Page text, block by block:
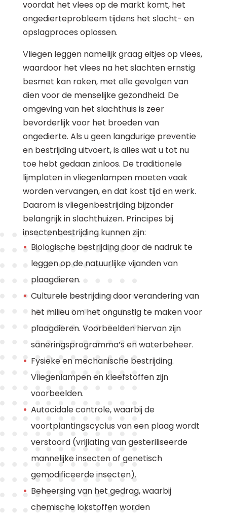
voordat het vlees op de markt komt, het
ongedierteprobleem tijdens het slacht- en
opslagproces oplossen.
Vliegen leggen namelijk graag eitjes op vlees,
waardoor het vlees na het slachten ernstig
besmet kan raken, met alle gevolgen van
dien voor de menselijke gezondheid. De
omgeving van het slachthuis is zeer
bevorderlijk voor het broeden van
ongedierte. Als u geen langdurige preventie
en bestrijding uitvoert, is alles wat u tot nu
toe hebt gedaan zinloos. De traditionele
lijmplaten in vliegenlampen moeten vaak
worden vervangen, en dat kost tijd en werk.
Daarom is vliegenbestrijding bijzonder
belangrijk in slachthuizen. Principes bij
insectenbestrijding kunnen zijn:
Biologische bestrijding door de nadruk te
leggen op de natuurlijke vijanden van
plaagdieren.
Culturele bestrijding door verandering van
het milieu om het ongunstig te maken voor
plaagdieren. Voorbeelden hiervan zijn
saneringsprogramma’s en waterbeheer.
Fysieke en mechanische bestrijding.
Vliegenlampen en kleefstoffen zijn
voorbeelden.
Autocidale controle, waarbij de
voortplantingscyclus van een plaag wordt
verstoord (vrijlating van gesteriliseerde
mannelijke insecten of genetisch
gemodificeerde insecten).
Beheersing van het gedrag, waarbij
chemische lokstoffen worden